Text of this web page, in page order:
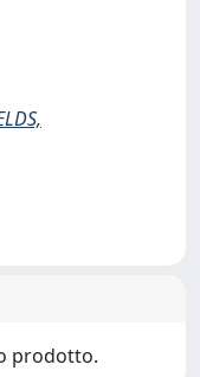
prodotto.